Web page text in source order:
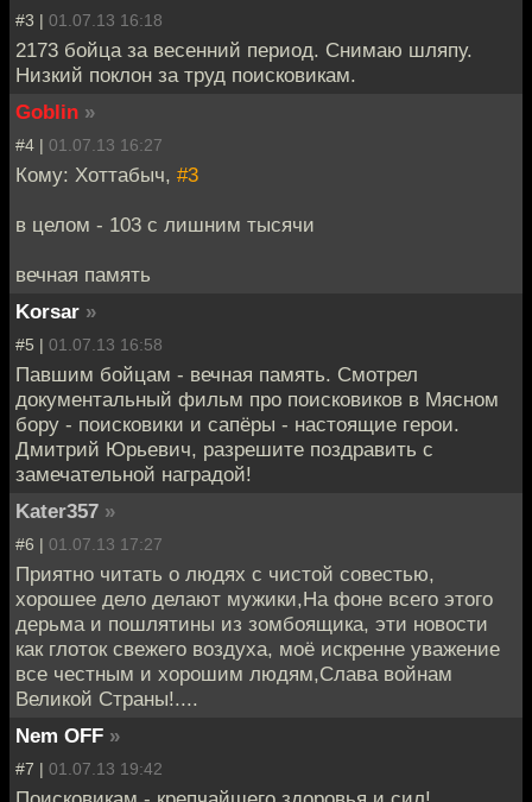
#3 | 01.07.13 16:18
2173 бойца за весенний период. Снимаю шляпу.
Низкий поклон за труд поисковикам.
Goblin »
#4 | 01.07.13 16:27
Кому: Хоттабыч, #3
в целом - 103 с лишним тысячи
вечная память
Korsar »
#5 | 01.07.13 16:58
Павшим бойцам - вечная память. Смотрел
документальный фильм про поисковиков в Мясном
бору - поисковики и сапёры - настоящие герои.
Дмитрий Юрьевич, разрешите поздравить с
замечательной наградой!
Kater357 »
#6 | 01.07.13 17:27
Приятно читать о людях с чистой совестью,
хорошее дело делают мужики,На фоне всего этого
дерьма и пошлятины из зомбоящика, эти новости
как глоток свежего воздуха, моё искренне уважение
все честным и хорошим людям,Слава войнам
Великой Страны!....
Nem OFF »
#7 | 01.07.13 19:42